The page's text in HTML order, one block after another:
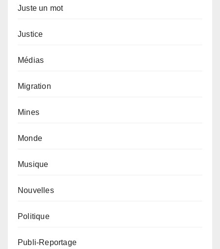
Juste un mot
Justice
Médias
Migration
Mines
Monde
Musique
Nouvelles
Politique
Publi-Reportage